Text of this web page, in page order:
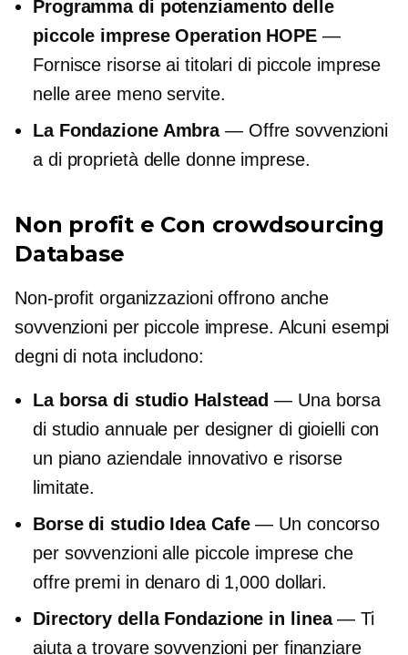
Programma di potenziamento delle
piccole imprese Operation HOPE —
Fornisce risorse ai titolari di piccole imprese
nelle aree meno servite.
La Fondazione Ambra— Offre sovvenzioni
a di proprietà delle donneimprese.
Non profit e Con crowdsourcing
Database
Non-profit organizzazioni offrono anche
sovvenzioni per piccole imprese. Alcuni esempi
degni di nota includono:
La borsa di studio Halstead — Una borsa
di studio annuale per designer di gioielli con
un piano aziendale innovativo e risorse
limitate.
Borse di studio Idea Cafe— Un concorso
per sovvenzioni alle piccole imprese che
offre premi in denaro di 1,000 dollari.
Directory della Fondazione in linea— Ti
aiuta a trovare sovvenzioni per finanziare